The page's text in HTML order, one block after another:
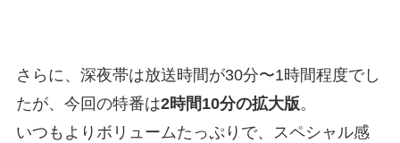
さらに、深夜帯は放送時間が30分〜1時間程度でし
たが、今回の特番は2時間10分の拡大版。
いつもよりボリュームたっぷりで、スペシャル感